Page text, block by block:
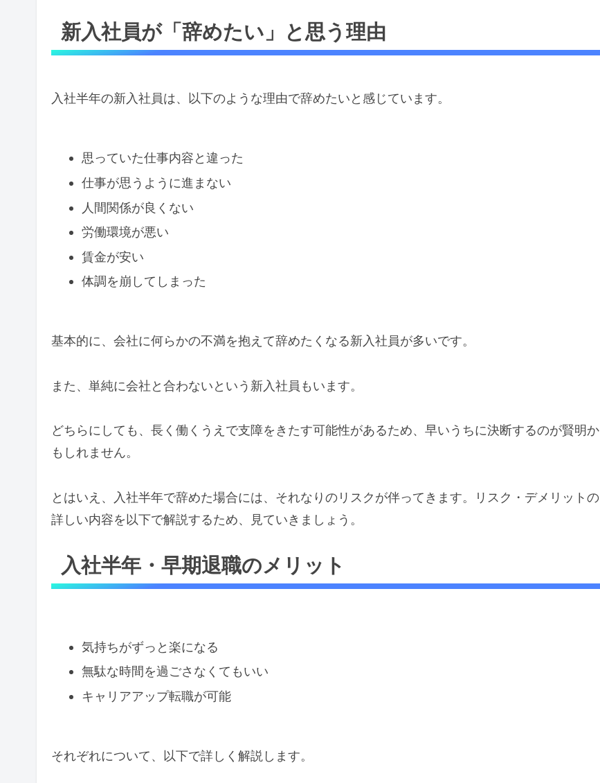
新入社員が「辞めたい」と思う理由
入社半年の新入社員は、以下のような理由で辞めたいと感じています。
思っていた仕事内容と違った
仕事が思うように進まない
人間関係が良くない
労働環境が悪い
賃金が安い
体調を崩してしまった
基本的に、会社に何らかの不満を抱えて辞めたくなる新入社員が多いです。
また、単純に会社と合わないという新入社員もいます。
どちらにしても、長く働くうえで支障をきたす可能性があるため、早いうちに決断するのが賢明か
もしれません。
とはいえ、入社半年で辞めた場合には、それなりのリスクが伴ってきます。リスク・デメリットの
詳しい内容を以下で解説するため、見ていきましょう。
入社半年・早期退職のメリット
気持ちがずっと楽になる
無駄な時間を過ごさなくてもいい
キャリアアップ転職が可能
それぞれについて、以下で詳しく解説します。